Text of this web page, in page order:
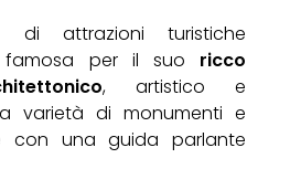
attrazioni turistiche
famosa per il suo ricco
, artistico e
varietà di monumenti e
con una guida parlante